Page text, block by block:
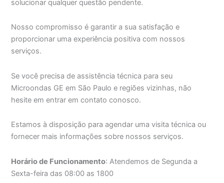
solucionar qualquer questão pendente.
Nosso compromisso é garantir a sua satisfação e
proporcionar uma experiência positiva com nossos
serviços.
Se você precisa de assistência técnica para seu
Microondas GE em São Paulo e regiões vizinhas, não
hesite em entrar em contato conosco.
Estamos à disposição para agendar uma visita técnica ou
fornecer mais informações sobre nossos serviços.
Horário de Funcionamento: Atendemos de Segunda a
Sexta-feira das 08:00 as 1800